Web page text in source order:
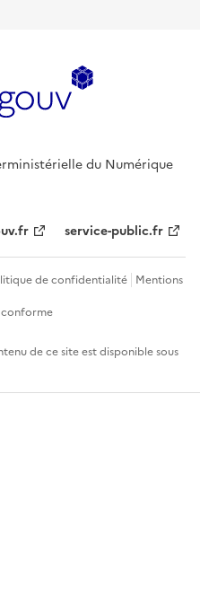
du Numérique
service-public.fr
de confidentialité Mentions
de ce site est disponible sous